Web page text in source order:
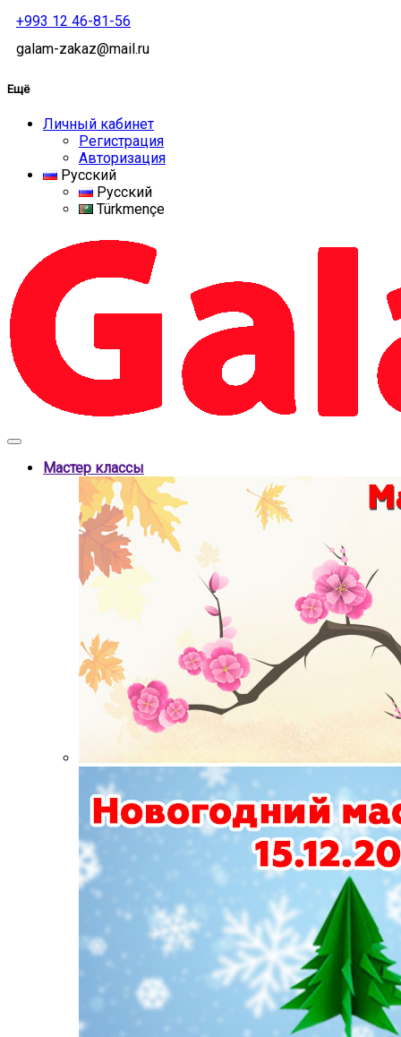
+993 12 46-81-56
galam-zakaz@mail.ru
Ещё
Личный кабинет
Регистрация
Авторизация
Русский
Русский
Türkmençe
Мастер классы